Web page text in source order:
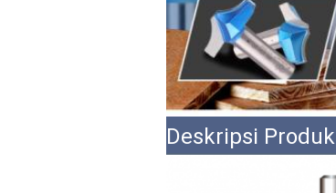
Deskripsi Produk